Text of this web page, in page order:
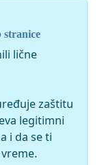
stranice
lične
zaštitu
legitimni
i da se ti